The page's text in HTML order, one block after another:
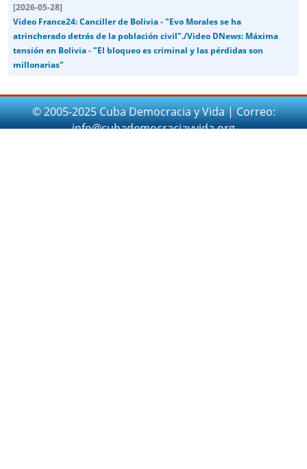
[2026-05-28]
Video France24: Canciller de Bolivia - "Evo Morales se ha
atrincherado detrás de la población civil"./Video DNews: Máxima
tensión en Bolivia - "El bloqueo es criminal y las pérdidas son
millonarias"
© 2005-2025 Cuba Democracia y Vida | Correo:
info@cubademocraciayvida.org